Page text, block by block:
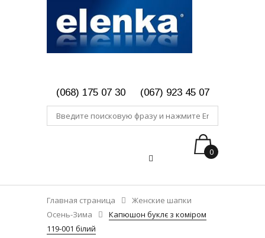
(068) 175 07 30 (067) 923 45 07
0
Главная страница
Женские шапки
Осень-Зима
Капюшон буклє з коміром
119-001 білий